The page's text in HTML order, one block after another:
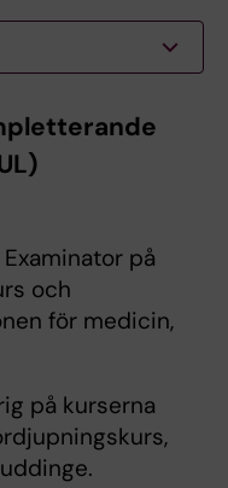
Examinator på
och
för medicin,
på kurserna